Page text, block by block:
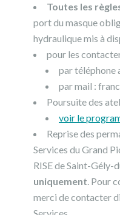
Toutes les
port du masque
hydraulique mis à
pour les
par téléphone
par mail :
Poursuite des
voir le
Reprise des
Services du Grand
RISE de Saint-Gély-
uniquement. Pour
merci de contacter